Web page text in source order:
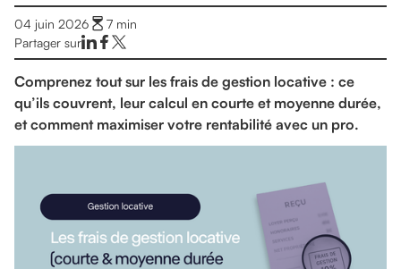
04 juin 2026 7 min
Partager sur
Comprenez tout sur les frais de gestion locative : ce
qu’ils couvrent, leur calcul en courte et moyenne durée,
et comment maximiser votre rentabilité avec un pro.